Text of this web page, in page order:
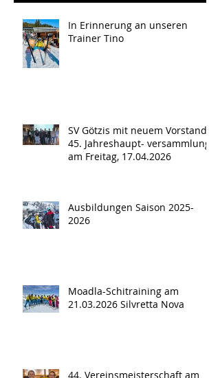
In Erinnerung an unseren
Trainer Tino
SV Götzis mit neuem Vorstand -
45. Jahreshaupt- versammlung
am Freitag, 17.04.2026
Ausbildungen Saison 2025-
2026
Moadla-Schitraining am
21.03.2026 Silvretta Nova
44. Vereinsmeisterschaft am